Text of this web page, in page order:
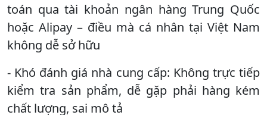
toán qua tài khoản ngân hàng Trung Quốc
hoặc Alipay – điều mà cá nhân tại Việt Nam
không dễ sở hữu
- Khó đánh giá nhà cung cấp: Không trực tiếp
kiểm tra sản phẩm, dễ gặp phải hàng kém
chất lượng, sai mô tả